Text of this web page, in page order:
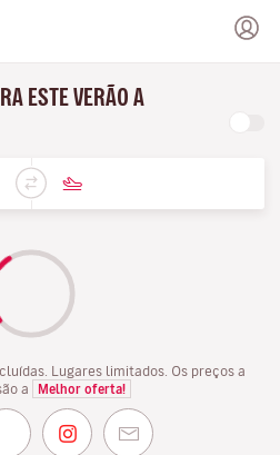
ESTE VERÃO A
Lugares limitados. Os preços a
a
Melhor oferta!